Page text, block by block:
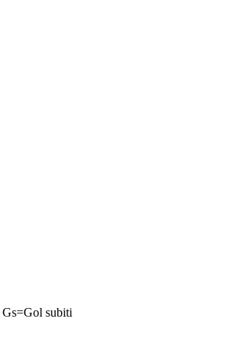
Gs=Gol subiti